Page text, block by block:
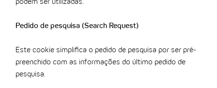
podem ser utilizadas.
Pedido de pesquisa (Search Request)
Este cookie simplifica o pedido de pesquisa por ser pré-
preenchido com as informações do último pedido de
pesquisa.